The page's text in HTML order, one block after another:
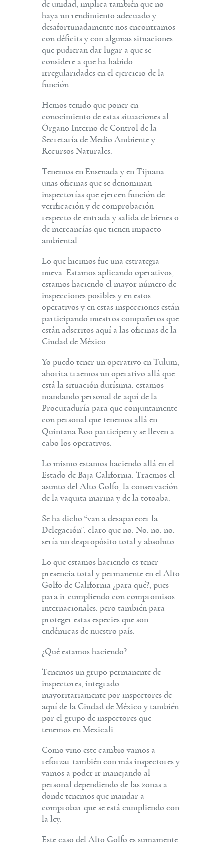
de unidad, implica también que no
haya un rendimiento adecuado y
desafortunadamente nos encontramos
con déficits y con algunas situaciones
que pudieran dar lugar a que se
considere a que ha habido
irregularidades en el ejercicio de la
función.
Hemos tenido que poner en
conocimiento de estas situaciones al
Órgano Interno de Control de la
Secretaría de Medio Ambiente y
Recursos Naturales.
Tenemos en Ensenada y en Tijuana
unas oficinas que se denominan
inspectorías que ejercen función de
verificación y de comprobación
respecto de entrada y salida de bienes o
de mercancías que tienen impacto
ambiental.
Lo que hicimos fue una estrategia
nueva. Estamos aplicando operativos,
estamos haciendo el mayor número de
inspecciones posibles y en estos
operativos y en estas inspecciones están
participando nuestros compañeros que
están adscritos aquí a las oficinas de la
Ciudad de México.
Yo puedo tener un operativo en Tulum,
ahorita traemos un operativo allá que
está la situación durísima, estamos
mandando personal de aquí de la
Procuraduría para que conjuntamente
con personal que tenemos allá en
Quintana Roo participen y se lleven a
cabo los operativos.
Lo mismo estamos haciendo allá en el
Estado de Baja California. Traemos el
asunto del Alto Golfo, la conservación
de la vaquita marina y de la totoaba.
Se ha dicho “van a desaparecer la
Delegación”, claro que no. No, no, no,
sería un despropósito total y absoluto.
Lo que estamos haciendo es tener
presencia total y permanente en el Alto
Golfo de California ¿para qué?, pues
para ir cumpliendo con compromisos
internacionales, pero también para
proteger estas especies que son
endémicas de nuestro país.
¿Qué estamos haciendo?
Tenemos un grupo permanente de
inspectores, integrado
mayoritariamente por inspectores de
aquí de la Ciudad de México y también
por el grupo de inspectores que
tenemos en Mexicali.
Como vino este cambio vamos a
reforzar también con más inspectores y
vamos a poder ir manejando al
personal dependiendo de las zonas a
donde tenemos que mandar a
comprobar que se está cumpliendo con
la ley.
Este caso del Alto Golfo es sumamente